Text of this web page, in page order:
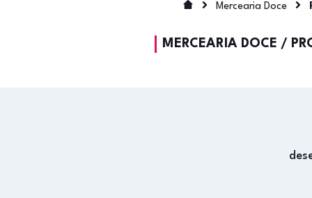
Mercearia Doce
MERCEARIA DOCE /